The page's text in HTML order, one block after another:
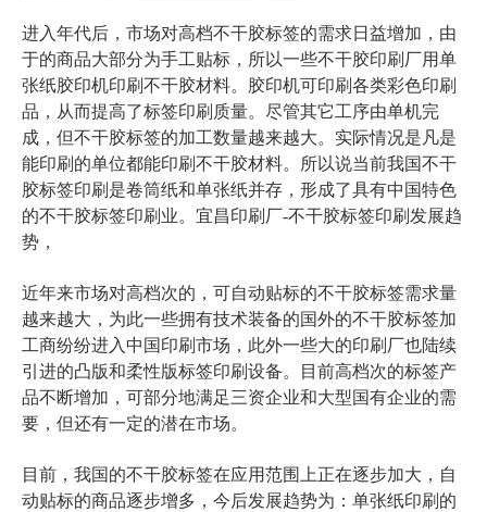
进入年代后，市场对高档不干胶标签的需求日益增加，由
于的商品大部分为手工贴标，所以一些不干胶印刷厂用单
张纸胶印机印刷不干胶材料。胶印机可印刷各类彩色印刷
品，从而提高了标签印刷质量。尽管其它工序由单机完
成，但不干胶标签的加工数量越来越大。实际情况是凡是
能印刷的单位都能印刷不干胶材料。所以说当前我国不干
胶标签印刷是卷筒纸和单张纸并存，形成了具有中国特色
的不干胶标签印刷业。宜昌印刷厂-不干胶标签印刷发展趋
势，
近年来市场对高档次的，可自动贴标的不干胶标签需求量
越来越大，为此一些拥有技术装备的国外的不干胶标签加
工商纷纷进入中国印刷市场，此外一些大的印刷厂也陆续
引进的凸版和柔性版标签印刷设备。目前高档次的标签产
品不断增加，可部分地满足三资企业和大型国有企业的需
要，但还有一定的潜在市场。
目前，我国的不干胶标签在应用范围上正在逐步加大，自
动贴标的商品逐步增多，今后发展趋势为：单张纸印刷的